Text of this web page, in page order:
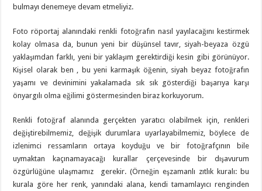
bulmayı denemeye devam etmeliyiz.
Foto röportaj alanındaki renkli fotoğrafın nasıl yayılacağını kestirmek
kolay olmasa da, bunun yeni bir düşünsel tavır, siyah-beyaza özgü
yaklaşımdan farklı, yeni bir yaklaşım gerektirdiği kesin gibi görünüyor.
Kişisel olarak ben , bu yeni karmaşık öğenin, siyah beyaz fotoğrafın
yaşamı ve devinimini yakalamada sık sık gösterdiği başarıya karşı
önyargılı olma eğilimi göstermesinden biraz korkuyorum.
Renkli fotoğraf alanında gerçekten yaratıcı olabilmek için, renkleri
değiştirebilmemiz, değişik durumlara uyarlayabilmemiz, böylece de
izlenimci ressamların ortaya koyduğu ve bir fotoğrafçının bile
uymaktan kaçınamayacağı kurallar çerçevesinde bir dışavurum
özgürlüğüne ulaşmamız gerekir. (Örneğin eşzamanlı zıtlık kuralı: bu
kurala göre her renk, yanındaki alana, kendi tamamlayıcı renginden